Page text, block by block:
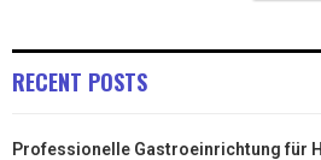
RECENT POSTS
Professionelle Gastroeinrichtung für